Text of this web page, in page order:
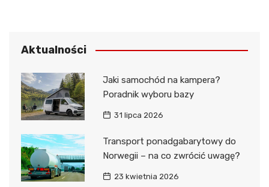
Aktualności
Jaki samochód na kampera?
Poradnik wyboru bazy
31 lipca 2026
Transport ponadgabarytowy do
Norwegii – na co zwrócić uwagę?
23 kwietnia 2026